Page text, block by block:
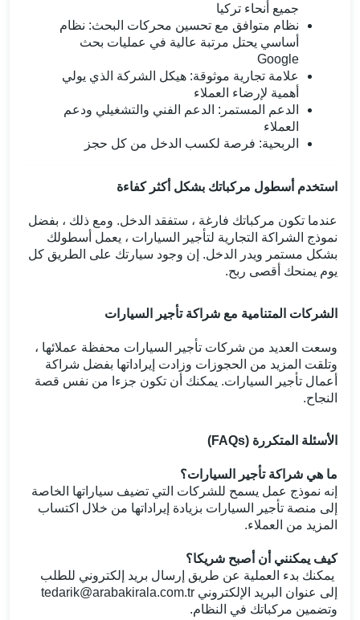
جميع أنحاء تركيا
نظام متوافق مع تحسين محركات البحث: نظام
أساسي يحتل مرتبة عالية في عمليات بحث
Google
علامة تجارية موثوقة: هيكل الشركة الذي يولي
أهمية لإرضاء العملاء
الدعم المستمر: الدعم الفني والتشغيلي ودعم
العملاء
الربحية: فرصة لكسب الدخل من كل حجز
استخدم أسطول مركباتك بشكل أكثر كفاءة
عندما تكون مركباتك فارغة ، ستفقد الدخل. ومع ذلك ، بفضل
نموذج الشراكة التجارية لتأجير السيارات ، يعمل أسطولك
بشكل مستمر ويدر الدخل. إن وجود سيارتك على الطريق كل
يوم يمنحك أقصى ربح.
الشركات المتنامية مع شراكة تأجير السيارات
وسعت العديد من شركات تأجير السيارات محفظة عملائها ،
وتلقت المزيد من الحجوزات وزادت إيراداتها بفضل شراكة
أعمال تأجير السيارات. يمكنك أن تكون جزءا من نفس قصة
النجاح.
الأسئلة المتكررة (FAQs)
ما هي شراكة تأجير السيارات؟
إنه نموذج عمل يسمح للشركات التي تضيف سياراتها الخاصة
إلى منصة تأجير السيارات بزيادة إيراداتها من خلال اكتساب
المزيد من العملاء.
كيف يمكنني أن أصبح شريكا؟
يمكنك بدء العملية عن طريق إرسال بريد إلكتروني للطلب
إلى عنوان البريد الإلكتروني tedarik@arabakirala.com.tr
وتضمين مركباتك في النظام.